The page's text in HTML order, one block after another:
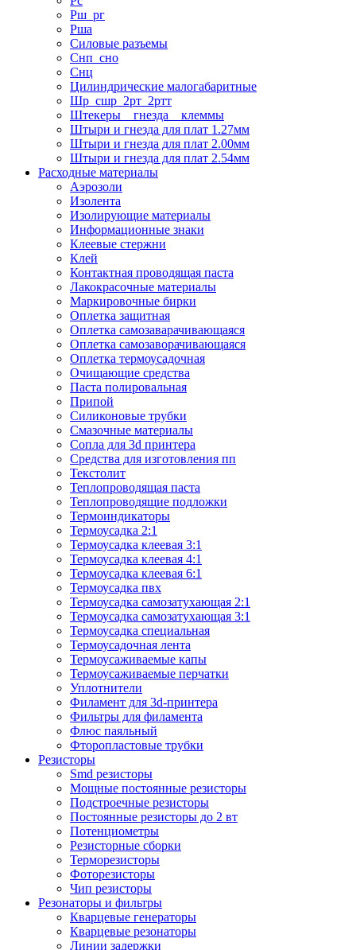
Рш_рг
Рша
Силовые разъемы
Снп_сно
Снц
Цилиндрические малогабаритные
Шр_сшр_2рт_2ртт
Штекеры _ гнезда _ клеммы
Штыри и гнезда для плат 1.27мм
Штыри и гнезда для плат 2.00мм
Штыри и гнезда для плат 2.54мм
Расходные материалы
Аэрозоли
Изолента
Изолирующие материалы
Информационные знаки
Клеевые стержни
Клей
Контактная проводящая паста
Лакокрасочные материалы
Маркировочные бирки
Оплетка защитная
Оплетка самозаварачивающаяся
Оплетка самозаворачивающаяся
Оплетка термоусадочная
Очищающие средства
Паста полировальная
Припой
Силиконовые трубки
Смазочные материалы
Сопла для 3d принтера
Средства для изготовления пп
Текстолит
Теплопроводящая паста
Теплопроводящие подложки
Термоиндикаторы
Термоусадка 2:1
Термоусадка клеевая 3:1
Термоусадка клеевая 4:1
Термоусадка клеевая 6:1
Термоусадка пвх
Термоусадка самозатухающая 2:1
Термоусадка самозатухающая 3:1
Термоусадка специальная
Термоусадочная лента
Термоусаживаемые капы
Термоусаживаемые перчатки
Уплотнители
Филамент для 3d-принтера
Фильтры для филамента
Флюс паяльный
Фторопластовые трубки
Резисторы
Smd резисторы
Мощные постоянные резисторы
Подстроечные резисторы
Постоянные резисторы до 2 вт
Потенциометры
Резисторные сборки
Терморезисторы
Фоторезисторы
Чип резисторы
Резонаторы и фильтры
Кварцевые генераторы
Кварцевые резонаторы
Линии задержки